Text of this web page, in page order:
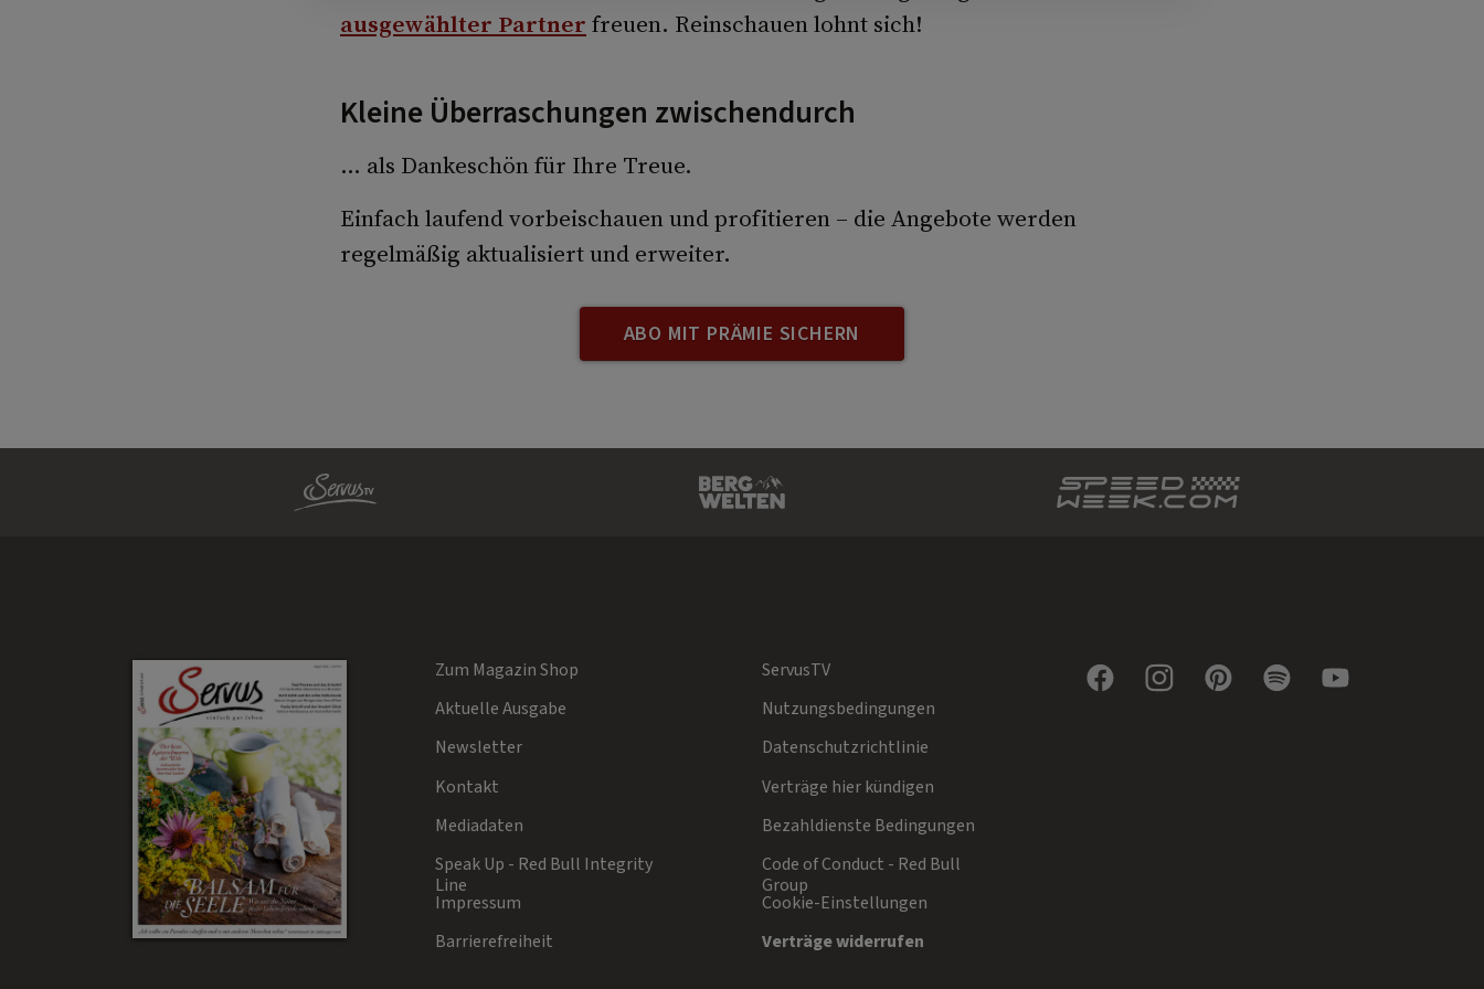
ausgewählter Partner freuen. Reinschauen lohnt sich!
Kleine Überraschungen zwischendurch
… als Dankeschön für Ihre Treue.
Einfach laufend vorbeischauen und profitieren – die Angebote werden
regelmäßig aktualisiert und erweiter.
ABO MIT PRÄMIE SICHERN
Zum Magazin Shop
Aktuelle Ausgabe
Newsletter
Kontakt
Mediadaten
Speak Up - Red Bull Integrity
Line
Impressum
Barrierefreiheit
ServusTV
Nutzungsbedingungen
Datenschutzrichtlinie
Verträge hier kündigen
Bezahldienste Bedingungen
Code of Conduct - Red Bull
Group
Cookie-Einstellungen
Verträge widerrufen